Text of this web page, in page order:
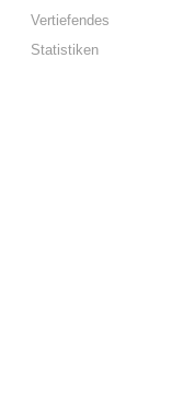
Vertiefendes
Statistiken